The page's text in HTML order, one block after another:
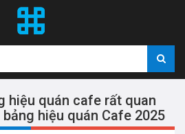
hiệu quán cafe rất quan
hiệu quán Cafe 2025